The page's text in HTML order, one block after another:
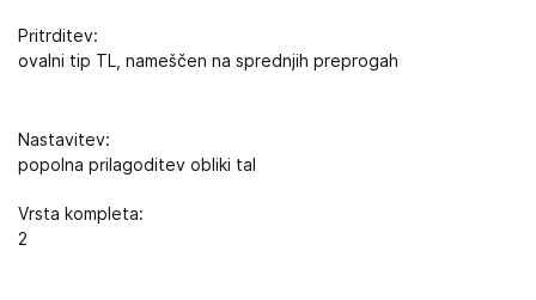
Pritrditev:
ovalni tip TL, nameščen na sprednjih preprogah
Nastavitev:
popolna prilagoditev obliki tal
Vrsta kompleta:
2